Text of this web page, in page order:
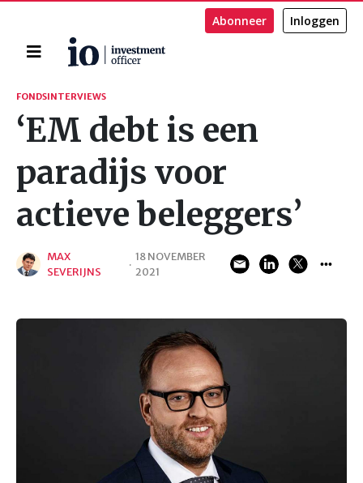
Home
Abonneer Inloggen
Zoeken
FONDSINTERVIEWS
‘EM debt is een
paradijs voor
actieve beleggers’
MAX
SEVERIJNS
·
18 NOVEMBER
2021